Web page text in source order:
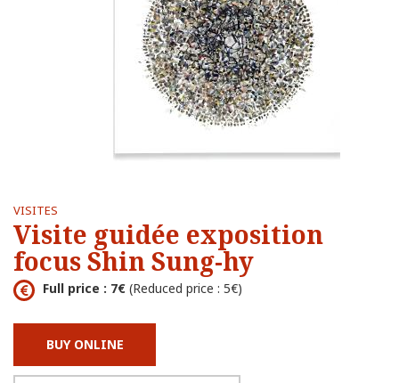
Instagram
VISITES
Visite guidée exposition
focus Shin Sung-hy
Full price : 7€ (Reduced price : 5€)
BUY ONLINE